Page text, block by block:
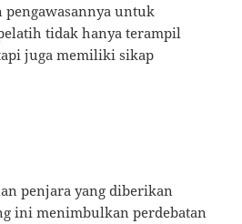
pengawasannya untuk
tidak hanya terampil
juga memiliki sikap
penjara yang diberikan
ini menimbulkan perdebatan